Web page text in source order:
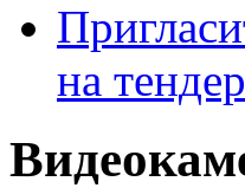
на тендер